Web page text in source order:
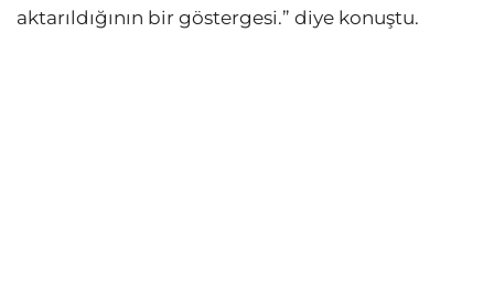
aktarıldığının bir göstergesi.” diye konuştu.